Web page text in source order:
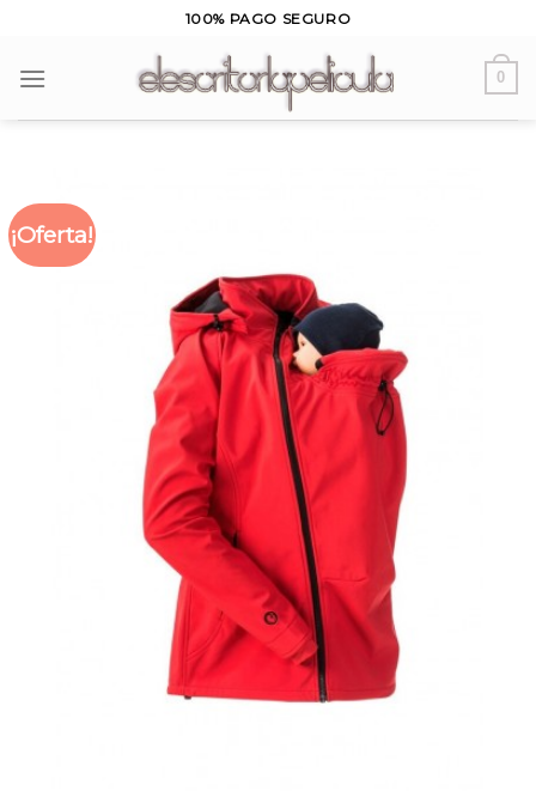
content
100% PAGO SEGURO
0
¡Oferta!